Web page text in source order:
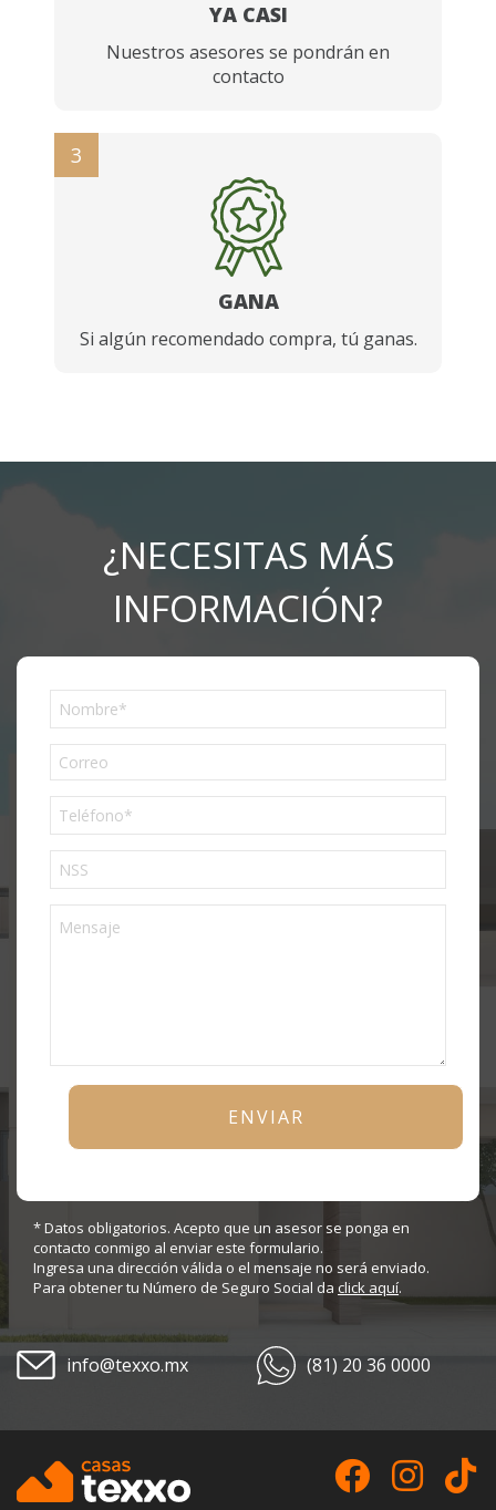
YA CASI
Nuestros asesores se pondrán en
contacto
3
GANA
Si algún recomendado compra, tú ganas.
¿NECESITAS MÁS
INFORMACIÓN?
Phone
* Datos obligatorios. Acepto que un asesor se ponga en
contacto conmigo al enviar este formulario.
Ingresa una dirección válida o el mensaje no será enviado.
Para obtener tu Número de Seguro Social da click aquí.
info@texxo.mx (81) 20 36 0000